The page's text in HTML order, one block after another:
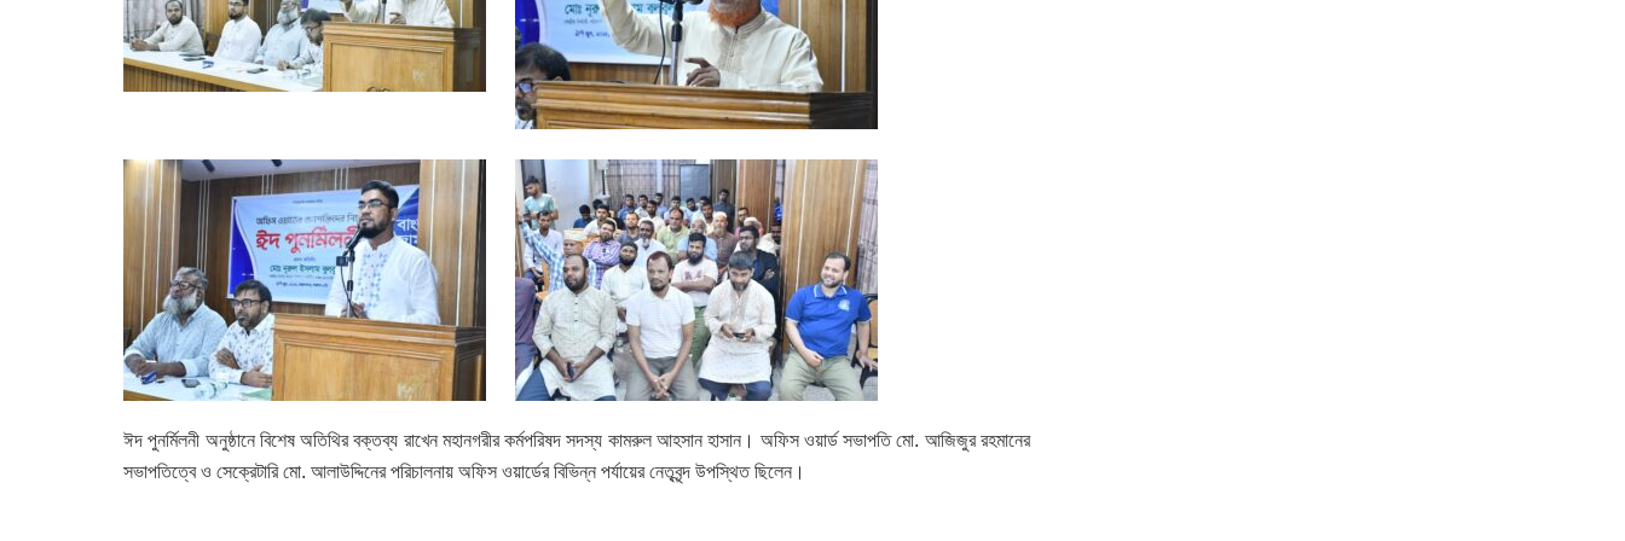
ঈদ পুনর্মিলনী অনুষ্ঠানে বিশেষ অতিথির বক্তব্য রাখেন মহানগরীর কর্মপরিষদ সদস্য কামরুল আহসান হাসান। অফিস ওয়ার্ড সভাপতি মো. আজিজুর রহমানের
সভাপতিত্বে ও সেক্রেটারি মো. আলাউদ্দিনের পরিচালনায় অফিস ওয়ার্ডের বিভিন্ন পর্যায়ের নেতৃবৃন্দ উপস্থিত ছিলেন।